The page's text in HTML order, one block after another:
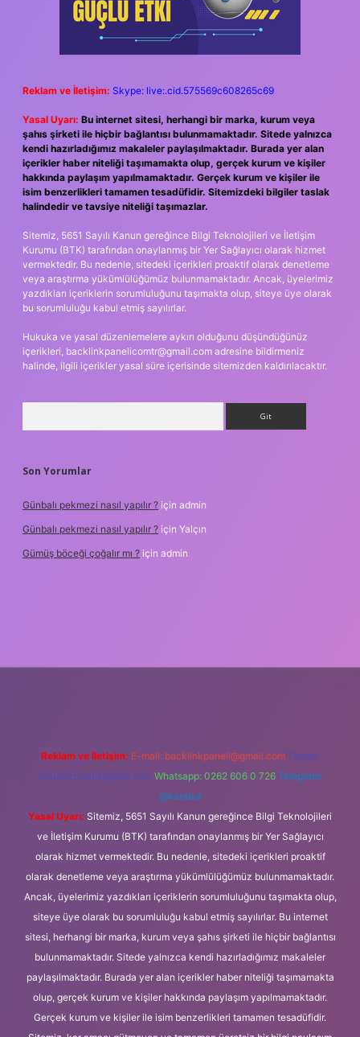
Reklam ve İletişim: Skype: live:.cid.575569c608265c69
Yasal Uyarı: Bu internet sitesi, herhangi bir marka, kurum veya
şahıs şirketi ile hiçbir bağlantısı bulunmamaktadır. Sitede yalnızca
kendi hazırladığımız makaleler paylaşılmaktadır. Burada yer alan
içerikler haber niteliği taşımamakta olup, gerçek kurum ve kişiler
hakkında paylaşım yapılmamaktadır. Gerçek kurum ve kişiler ile
isim benzerlikleri tamamen tesadüfidir. Sitemizdeki bilgiler taslak
halindedir ve tavsiye niteliği taşımazlar.
Sitemiz, 5651 Sayılı Kanun gereğince Bilgi Teknolojileri ve İletişim
Kurumu (BTK) tarafından onaylanmış bir Yer Sağlayıcı olarak hizmet
vermektedir. Bu nedenle, sitedeki içerikleri proaktif olarak denetleme
veya araştırma yükümlülüğümüz bulunmamaktadır. Ancak, üyelerimiz
yazdıkları içeriklerin sorumluluğunu taşımakta olup, siteye üye olarak
bu sorumluluğu kabul etmiş sayılırlar.
Hukuka ve yasal düzenlemelere aykırı olduğunu düşündüğünüz
içerikleri, backlinkpanelicomtr@gmail.com adresine bildirmeniz
halinde, ilgili içerikler yasal süre içerisinde sitemizden kaldırılacaktır.
Son Yorumlar
Günbalı pekmezi nasıl yapılır ? için admin
Günbalı pekmezi nasıl yapılır ? için Yalçın
Gümüş böceği çoğalır mı ? için admin
Reklam ve İletişim: E-mail: backlinkpaneli@gmail.com Teams:
forumhizmeti@gmail.com Whatsapp: 0262 606 0 726 Telegram:
@karabul
Yasal Uyarı: Sitemiz, 5651 Sayılı Kanun gereğince Bilgi Teknolojileri
ve İletişim Kurumu (BTK) tarafından onaylanmış bir Yer Sağlayıcı
olarak hizmet vermektedir. Bu nedenle, sitedeki içerikleri proaktif
olarak denetleme veya araştırma yükümlülüğümüz bulunmamaktadır.
Ancak, üyelerimiz yazdıkları içeriklerin sorumluluğunu taşımakta olup,
siteye üye olarak bu sorumluluğu kabul etmiş sayılırlar. Bu internet
sitesi, herhangi bir marka, kurum veya şahıs şirketi ile hiçbir bağlantısı
bulunmamaktadır. Sitede yalnızca kendi hazırladığımız makaleler
paylaşılmaktadır. Burada yer alan içerikler haber niteliği taşımamakta
olup, gerçek kurum ve kişiler hakkında paylaşım yapılmamaktadır.
Gerçek kurum ve kişiler ile isim benzerlikleri tamamen tesadüfidir.